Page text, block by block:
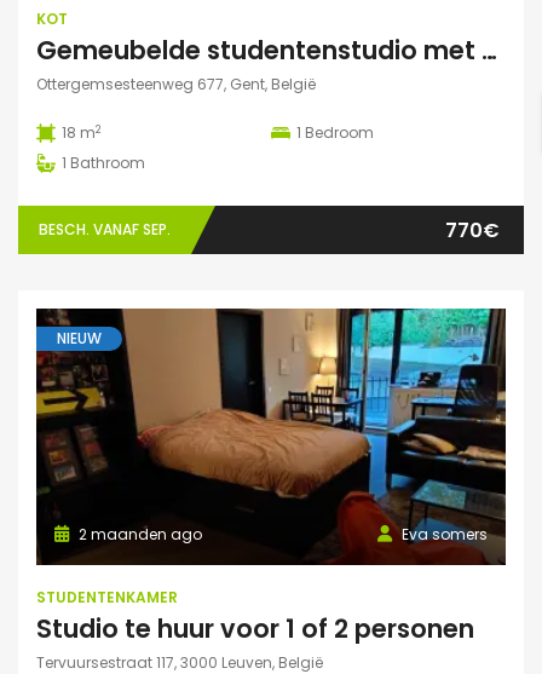
KOT
Gemeubelde studentenstudio met privéparking op toplocatie nabij UZ Gent en UGent
Ottergemsesteenweg 677, Gent, België
18 m2 1 Bedroom
1 Bathroom
BESCH. VANAF SEP. 770€
NIEUW
Eva somers
2 maanden ago
STUDENTENKAMER
Studio te huur voor 1 of 2 personen
Tervuursestraat 117, 3000 Leuven, België